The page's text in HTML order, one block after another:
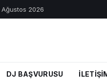
2026
DJ BAŞVURUSU